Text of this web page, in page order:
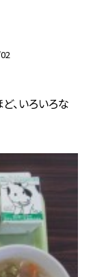
、いろいろな